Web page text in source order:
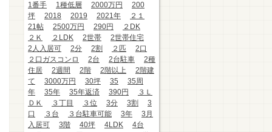
1番手
1種低層 2000万円
200
坪
2018 2019 2021年
２１
21帖
2500万円 290円
２DK
２Ｋ
２LDK 2世帯
2世帯住宅
2人入居可
2分 2割 ２匹
2口
２口ガスコンロ
2台 2台駐車
2種
住居
2週間 2階 2階以上
2階建
て
3000万円 30坪 35
35周
年
35年 35年返済 390円
３Ｌ
ＤＫ
３丁目 ３位 3分 3割
3
口
３台 ３台駐車可能 3年
3月
入居可
3階 40坪 4LDK
4台